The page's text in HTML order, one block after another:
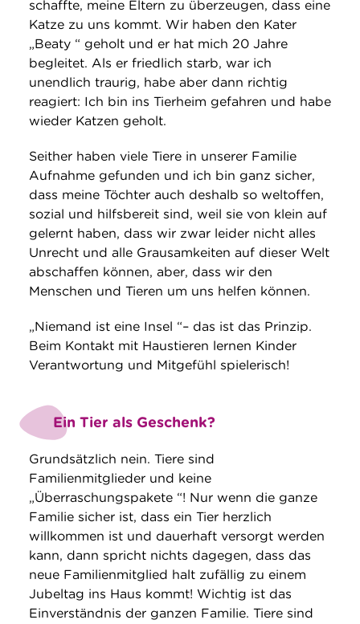
schaffte, meine Eltern zu überzeugen, dass eine
Katze zu uns kommt. Wir haben den Kater
„Beaty “ geholt und er hat mich 20 Jahre
begleitet. Als er friedlich starb, war ich
unendlich traurig, habe aber dann richtig
reagiert: Ich bin ins Tierheim gefahren und habe
wieder Katzen geholt.
Seither haben viele Tiere in unserer Familie
Aufnahme gefunden und ich bin ganz sicher,
dass meine Töchter auch deshalb so weltoffen,
sozial und hilfsbereit sind, weil sie von klein auf
gelernt haben, dass wir zwar leider nicht alles
Unrecht und alle Grausamkeiten auf dieser Welt
abschaffen können, aber, dass wir den
Menschen und Tieren um uns helfen können.
„Niemand ist eine Insel “– das ist das Prinzip.
Beim Kontakt mit Haustieren lernen Kinder
Verantwortung und Mitgefühl spielerisch!
Ein Tier als Geschenk?
Grundsätzlich nein. Tiere sind
Familienmitglieder und keine
„Überraschungspakete “! Nur wenn die ganze
Familie sicher ist, dass ein Tier herzlich
willkommen ist und dauerhaft versorgt werden
kann, dann spricht nichts dagegen, dass das
neue Familienmitglied halt zufällig zu einem
Jubeltag ins Haus kommt! Wichtig ist das
Einverständnis der ganzen Familie. Tiere sind